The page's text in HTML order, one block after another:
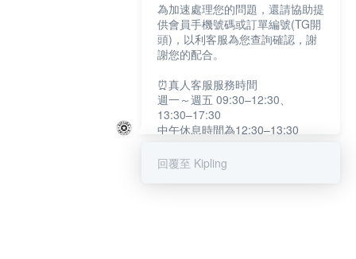
為加速處理您的問題，還請協助提
供會員手機號碼或訂單編號(TG開
頭)，以利客服為您查詢確認，謝
謝您的配合。
⏰真人客服服務時間
週一～週五 09:30–12:30、
13:30–17:30
中午休息時間為12:30–13:30
提醒您：系統會自動已讀訊息，如
回覆至 Kipling